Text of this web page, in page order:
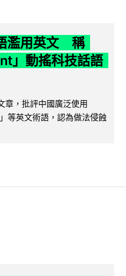
濫用英文 稱
」動搖科技話語
章，批評中國廣泛使用
等英文術語，認為做法侵蝕